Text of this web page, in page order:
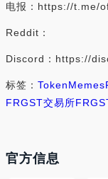
电报：https://t.me/
Reddit：
Discord：https://
标签： TokenMemes
FRGST交易所
官方信息